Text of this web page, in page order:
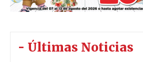
- Últimas Noticias